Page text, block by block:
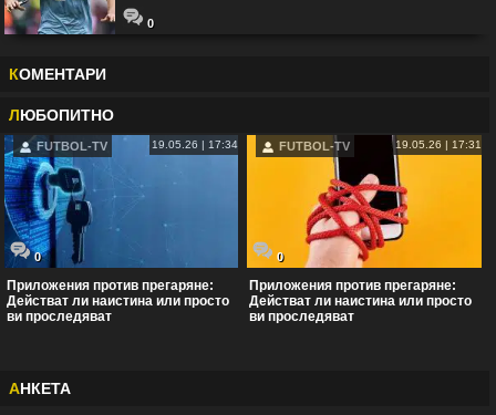
0
КОМЕНТАРИ
ЛЮБОПИТНО
FUTBOL-TV 19.05.26 | 17:34
0
Приложения против прегаряне:
Действат ли наистина или просто
ви проследяват
FUTBOL-TV 19.05.26 | 17:31
0
Приложения против прегаряне:
Действат ли наистина или просто
ви проследяват
АНКЕТА